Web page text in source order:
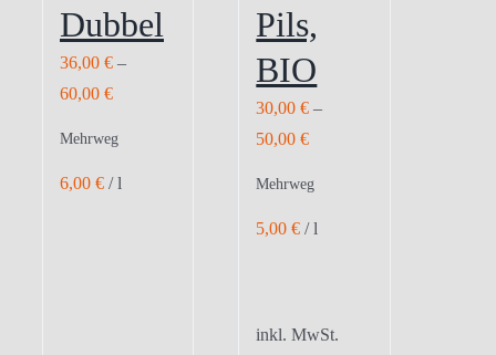
Dubbel
36,00 € –
60,00 €
Mehrweg
6,00 € /l
Pils,
BIO
30,00€ –
50,00€
Mehrweg
5,00€ /l
inkl. MwSt.